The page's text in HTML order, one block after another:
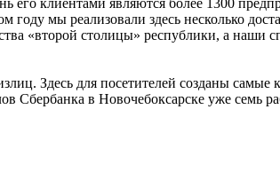
мы реализовали здесь несколько
«второй столицы» республики, а наши
Здесь для посетителей созданы самые
Сбербанка в Новочебоксарске уже семь